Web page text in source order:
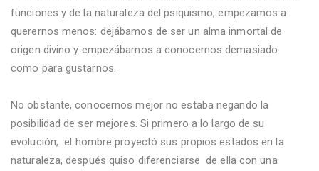
funciones y de la naturaleza del psiquismo, empezamos a
querernos menos: dejábamos de ser un alma inmortal de
origen divino y empezábamos a conocernos demasiado
como para gustarnos.
No obstante, conocernos mejor no estaba negando la
posibilidad de ser mejores. Si primero a lo largo de su
evolución, el hombre proyectó sus propios estados en la
naturaleza, después quiso diferenciarse de ella con una